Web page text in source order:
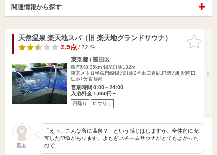
関連情報から探す
お気に入
りに追加
天然温泉 楽天地スパ（旧 楽天地グランドサウナ）
2.9点/ 22 件
東京都 / 墨田区
亀有駅8.35km 錦糸町駅132m
東京メトロ半蔵門線錦糸町駅2番出口直結JR錦糸町駅南口
徒歩1分首都高…
営業時間 0:00～24:00
入浴料金 1,650円～
日帰り ロウリュ
匿名
「えっ、こんな所に温泉？」という感じはしますが、全体的に充
実した印象があります。よもぎスチームサウナがとてもよかった
ので、…